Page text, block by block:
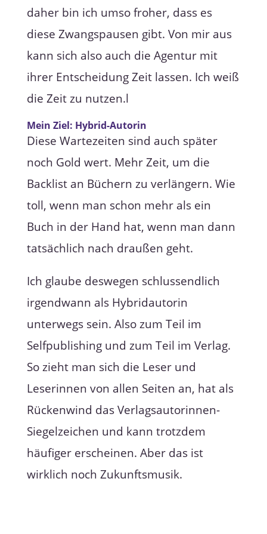
daher bin ich umso froher, dass es
diese Zwangspausen gibt. Von mir aus
kann sich also auch die Agentur mit
ihrer Entscheidung Zeit lassen. Ich weiß
die Zeit zu nutzen.l
Mein Ziel: Hybrid-Autorin
Diese Wartezeiten sind auch später
noch Gold wert. Mehr Zeit, um die
Backlist an Büchern zu verlängern. Wie
toll, wenn man schon mehr als ein
Buch in der Hand hat, wenn man dann
tatsächlich nach draußen geht.
Ich glaube deswegen schlussendlich
irgendwann als Hybridautorin
unterwegs sein. Also zum Teil im
Selfpublishing und zum Teil im Verlag.
So zieht man sich die Leser und
Leserinnen von allen Seiten an, hat als
Rückenwind das Verlagsautorinnen-
Siegelzeichen und kann trotzdem
häufiger erscheinen. Aber das ist
wirklich noch Zukunftsmusik.